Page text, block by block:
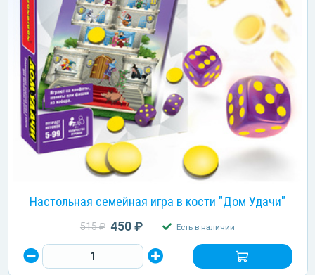
Настольная семейная игра в кости "Дом Удачи"
515 ₽ 450 ₽ Есть в наличии